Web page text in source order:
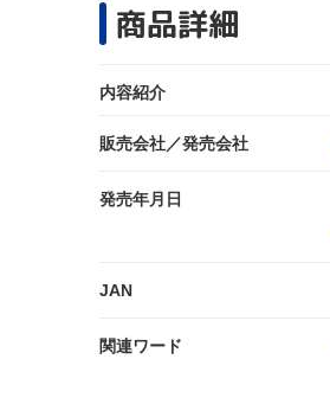
商品詳細
内容紹介
販売会社／発売会社
発売年月日
JAN
関連ワード